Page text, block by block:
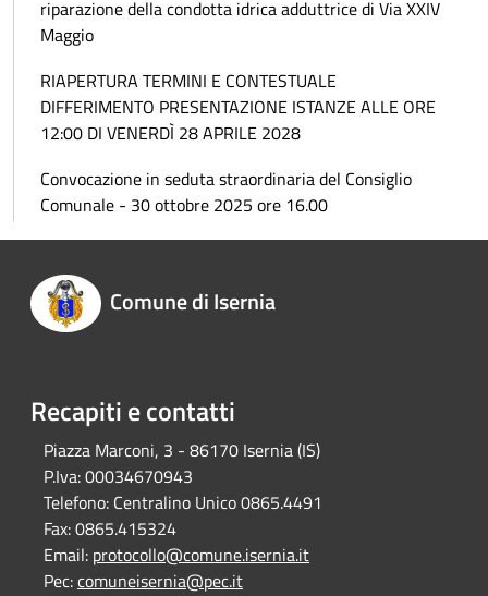
riparazione della condotta idrica adduttrice di Via XXIV
Maggio
RIAPERTURA TERMINI E CONTESTUALE
DIFFERIMENTO PRESENTAZIONE ISTANZE ALLE ORE
12:00 DI VENERDÌ 28 APRILE 2028
Convocazione in seduta straordinaria del Consiglio
Comunale - 30 ottobre 2025 ore 16.00
Comune di Isernia
Recapiti e contatti
Piazza Marconi, 3 - 86170 Isernia (IS)
P.Iva:00034670943
Telefono: Centralino Unico 0865.4491
Fax:0865.415324
Email: protocollo@comune.isernia.it
Pec:comuneisernia@pec.it